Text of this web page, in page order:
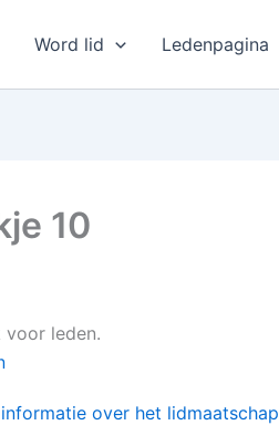
Word lid Ledenpagina
10
voor leden.
over het lidmaatschap